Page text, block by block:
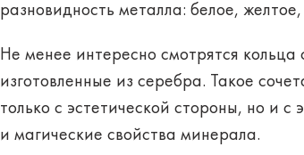
разновидность металла: белое,
Не менее интересно смотрятся
изготовленные из серебра. Такое
только с эстетической стороны, но и
и магические свойства минерала.